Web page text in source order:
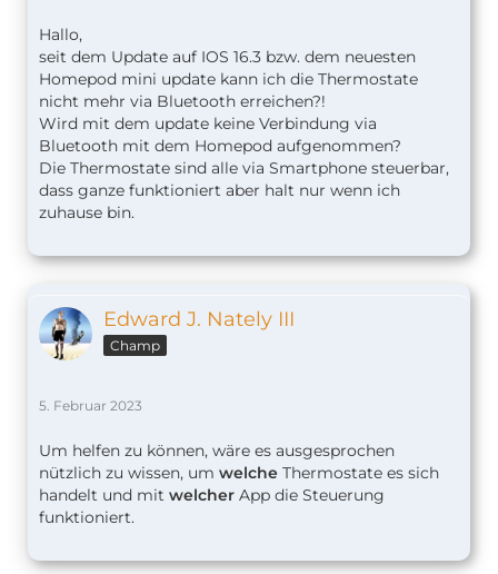
Hallo,
seit dem Update auf IOS 16.3 bzw. dem neuesten
Homepod mini update kann ich die Thermostate
nicht mehr via Bluetooth erreichen?!
Wird mit dem update keine Verbindung via
Bluetooth mit dem Homepod aufgenommen?
Die Thermostate sind alle via Smartphone steuerbar,
dass ganze funktioniert aber halt nur wenn ich
zuhause bin.
Edward J. Nately III
Champ
5. Februar 2023
Um helfen zu können, wäre es ausgesprochen
nützlich zu wissen, um welche Thermostate es sich
handelt und mit welcher App die Steuerung
funktioniert.